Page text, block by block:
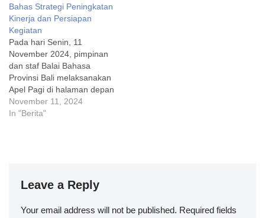
Bahas Strategi Peningkatan
Kinerja dan Persiapan
Kegiatan
Pada hari Senin, 11
November 2024, pimpinan
dan staf Balai Bahasa
Provinsi Bali melaksanakan
Apel Pagi di halaman depan
kantor Balai Bahasa
Provinsi Bali. Kegiatan ini
Provinsi Bali. Kegiatan ini
upaya memperkuat
November 11, 2024
In "Berita"
Leave a Reply
Your email address will not be published. Required fields